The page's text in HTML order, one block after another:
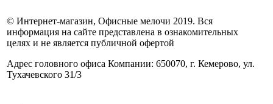
© Интернет-магазин, Офисные мелочи 2019. Вся
информация на сайте представлена в ознакомительных
целях и не является публичной офертой
Адрес головного офиса Компании: 650070, г. Кемерово, ул.
Тухачевского 31/3